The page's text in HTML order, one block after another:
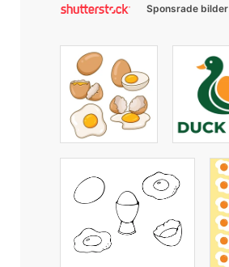
Sponsrade bilder